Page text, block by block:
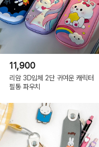
11,900
리암 3D입체 2단 귀여운 캐릭터
필통 파우치